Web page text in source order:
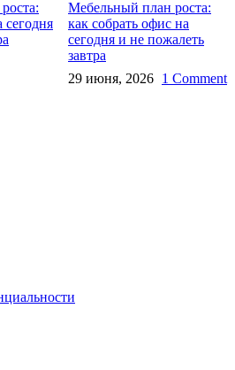
Мебельный план роста:
как собрать офис на
сегодня и не пожалеть
завтра
29 июня, 2026 1 Comment